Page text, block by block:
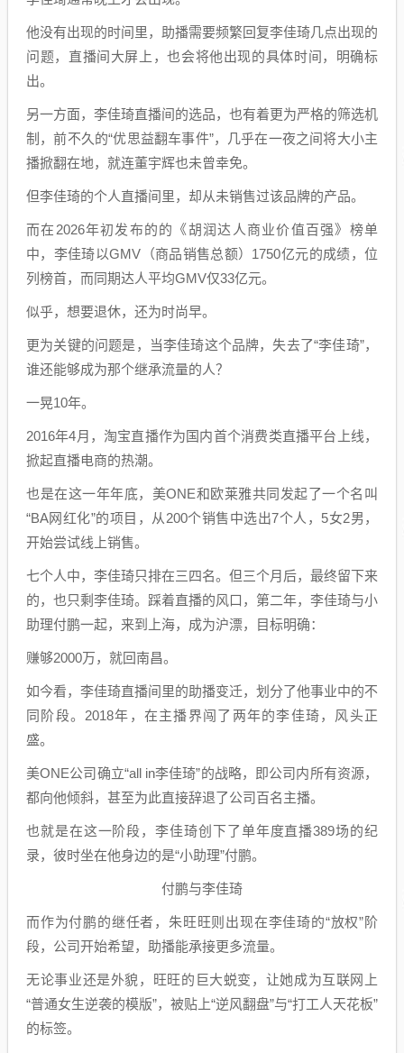
他没有出现的时间里，助播需要频繁回复李佳琦几点出现的
问题，直播间大屏上，也会将他出现的具体时间，明确标
出。
另一方面，李佳琦直播间的选品，也有着更为严格的筛选机
制，前不久的“优思益翻车事件”，几乎在一夜之间将大小主
播掀翻在地，就连董宇辉也未曾幸免。
但李佳琦的个人直播间里，却从未销售过该品牌的产品。
而在2026年初发布的的《胡润达人商业价值百强》榜单
中，李佳琦以GMV（商品销售总额）1750亿元的成绩，位
列榜首，而同期达人平均GMV仅33亿元。
似乎，想要退休，还为时尚早。
更为关键的问题是，当李佳琦这个品牌，失去了“李佳琦”，
谁还能够成为那个继承流量的人？
一晃10年。
2016年4月，淘宝直播作为国内首个消费类直播平台上线，
掀起直播电商的热潮。
也是在这一年年底，美ONE和欧莱雅共同发起了一个名叫
“BA网红化”的项目，从200个销售中选出7个人，5女2男，
开始尝试线上销售。
七个人中，李佳琦只排在三四名。但三个月后，最终留下来
的，也只剩李佳琦。踩着直播的风口，第二年，李佳琦与小
助理付鹏一起，来到上海，成为沪漂，目标明确：
赚够2000万，就回南昌。
如今看，李佳琦直播间里的助播变迁，划分了他事业中的不
同阶段。2018年，在主播界闯了两年的李佳琦，风头正
盛。
美ONE公司确立“all in李佳琦”的战略，即公司内所有资源，
都向他倾斜，甚至为此直接辞退了公司百名主播。
也就是在这一阶段，李佳琦创下了单年度直播389场的纪
录，彼时坐在他身边的是“小助理”付鹏。
付鹏与李佳琦
而作为付鹏的继任者，朱旺旺则出现在李佳琦的“放权”阶
段，公司开始希望，助播能承接更多流量。
无论事业还是外貌，旺旺的巨大蜕变，让她成为互联网上
“普通女生逆袭的模版”，被贴上“逆风翻盘”与“打工人天花板”
的标签。